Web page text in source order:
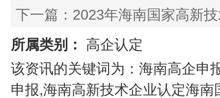
下一篇： 2023年海南国家高新
所属类别：
高企认定
该资讯的关键词为：海南高企申
申报,海南高新技术企业认定海